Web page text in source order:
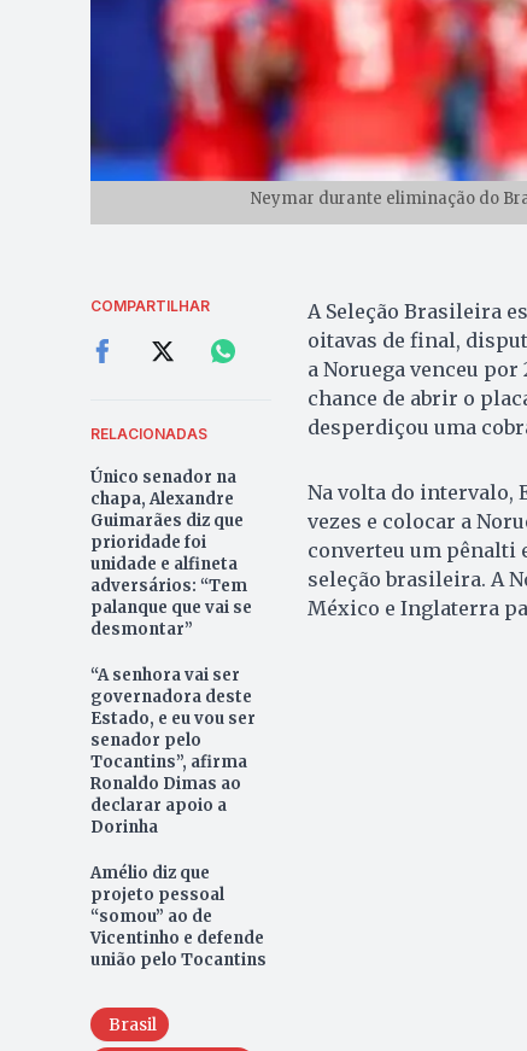
Neymar durante eliminação do
COMPARTILHAR
RELACIONADAS
Único senador na
chapa, Alexandre
Guimarães diz que
prioridade foi
unidade e alfineta
adversários: “Tem
palanque que vai se
desmontar”
“A senhora vai ser
governadora deste
Estado, e eu vou ser
senador pelo
Tocantins”, afirma
Ronaldo Dimas ao
declarar apoio a
Dorinha
Amélio diz que
projeto pessoal
“somou” ao de
Vicentinho e defende
união pelo Tocantins
Brasil
A Seleção Brasileira
oitavas de final,
a Noruega venceu por
chance de abrir o
desperdiçou uma
Na volta do intervalo,
vezes e colocar a
converteu um pênalti
seleção brasileira. A
México e Inglaterra